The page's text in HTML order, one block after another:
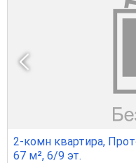
2-комн квартира,
67 м², 6/9 эт.